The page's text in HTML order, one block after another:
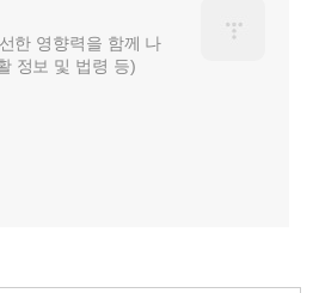
한 영향력을 함께 나
정보 및 법령 등)